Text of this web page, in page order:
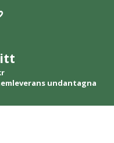
undantagna